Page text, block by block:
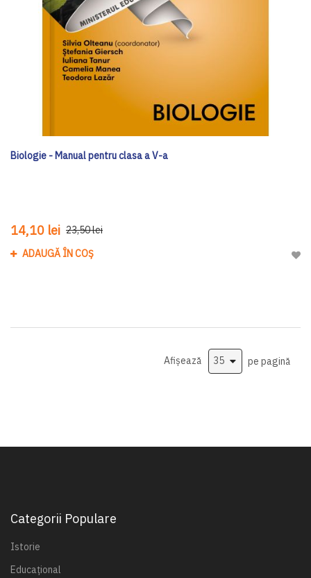
Biologie - Manual pentru clasa a V-a
14,10 lei 23,50 lei
ADAUGĂ ÎN COȘ
Afișează pe pagină
Categorii Populare
Istorie
Educațional